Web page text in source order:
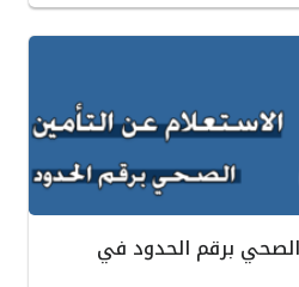
الصحي برقم الحدود في